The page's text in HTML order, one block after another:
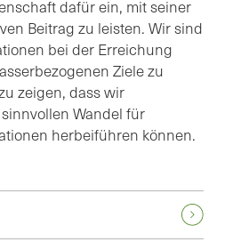
dafür ein, mit seiner
Beitrag zu leisten. Wir sind
bei der Erreichung
Ziele zu
zeigen, dass wir
Wandel für
herbeiführen können.